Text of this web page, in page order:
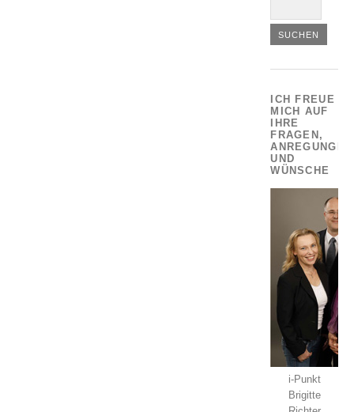
ICH FREUE
MICH AUF
IHRE
FRAGEN,
ANREGUNGEN
UND
WÜNSCHE
i-Punkt
Brigitte